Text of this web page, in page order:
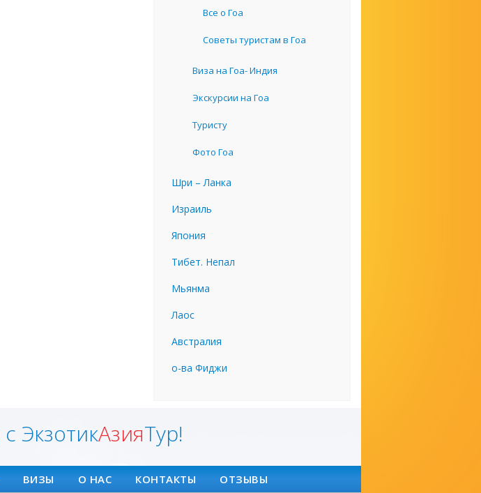
Все о Гоа
Советы туристам в Гоа
Виза на Гоа- Индия
Экскурсии на Гоа
Туристу
Фото Гоа
Шри – Ланка
Израиль
Япония
Тибет. Непал
Мьянма
Лаос
Австралия
о-ва Фиджи
ЭкзотикАзияТур!
ВИЗЫ О НАС КОНТАКТЫ ОТЗЫВЫ